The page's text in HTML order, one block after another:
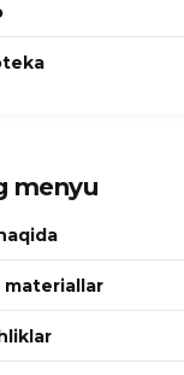
menyu
materiallar